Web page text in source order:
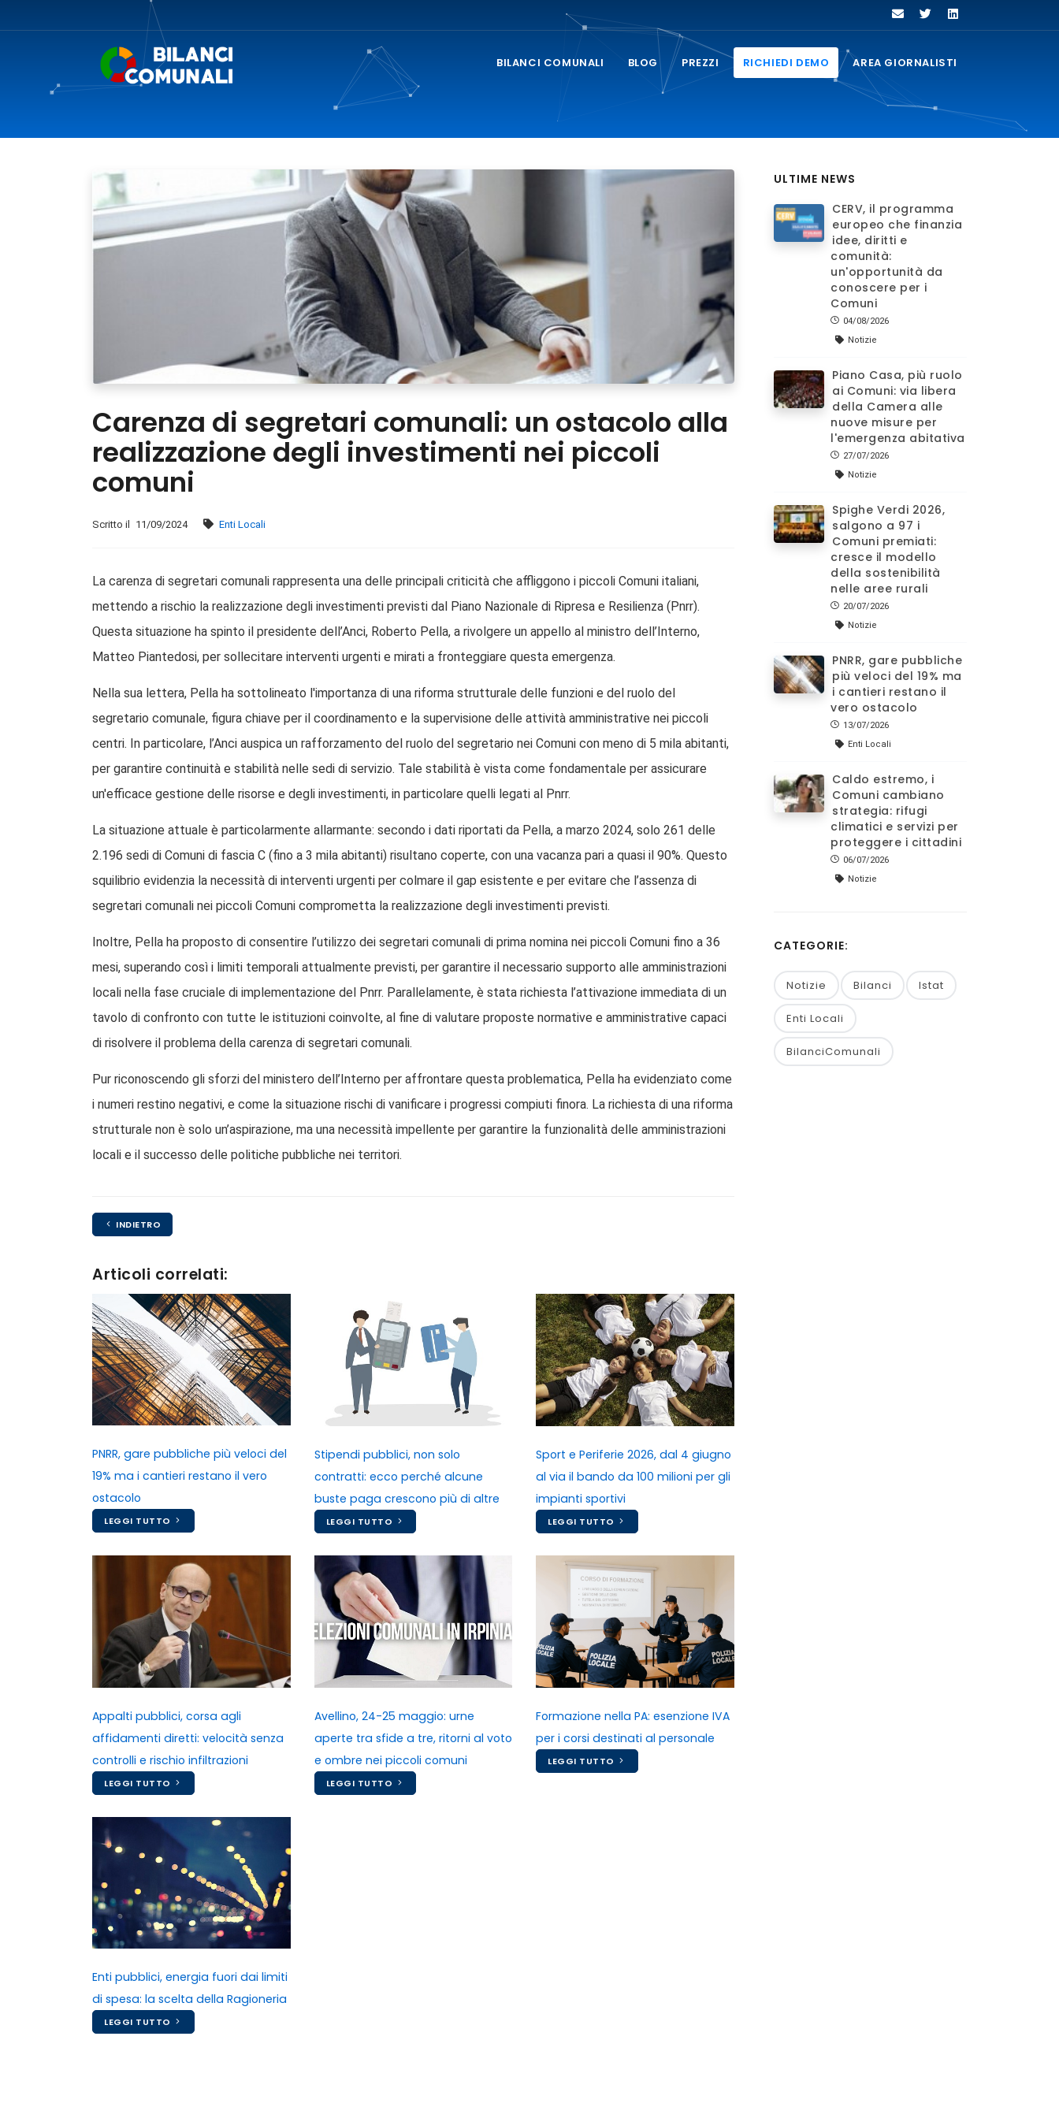
BILANCI COMUNALI BLOG PREZZI RICHIEDI DEMO AREA GIORNALISTI
Carenza di segretari comunali: un ostacolo alla
realizzazione degli investimenti nei piccoli
comuni
Scritto il 11/09/2024 Enti Locali
La carenza di segretari comunali rappresenta una delle principali criticità che affliggono i piccoli Comuni italiani,
mettendo a rischio la realizzazione degli investimenti previsti dal Piano Nazionale di Ripresa e Resilienza (Pnrr).
Questa situazione ha spinto il presidente dell’Anci, Roberto Pella, a rivolgere un appello al ministro dell’Interno,
Matteo Piantedosi, per sollecitare interventi urgenti e mirati a fronteggiare questa emergenza.
Nella sua lettera, Pella ha sottolineato l'importanza di una riforma strutturale delle funzioni e del ruolo del
segretario comunale, figura chiave per il coordinamento e la supervisione delle attività amministrative nei piccoli
centri. In particolare, l’Anci auspica un rafforzamento del ruolo del segretario nei Comuni con meno di 5 mila abitanti,
per garantire continuità e stabilità nelle sedi di servizio. Tale stabilità è vista come fondamentale per assicurare
un'efficace gestione delle risorse e degli investimenti, in particolare quelli legati al Pnrr.
La situazione attuale è particolarmente allarmante: secondo i dati riportati da Pella, a marzo 2024, solo 261 delle
2.196 sedi di Comuni di fascia C (fino a 3 mila abitanti) risultano coperte, con una vacanza pari a quasi il 90%. Questo
squilibrio evidenzia la necessità di interventi urgenti per colmare il gap esistente e per evitare che l’assenza di
segretari comunali nei piccoli Comuni comprometta la realizzazione degli investimenti previsti.
Inoltre, Pella ha proposto di consentire l’utilizzo dei segretari comunali di prima nomina nei piccoli Comuni fino a 36
mesi, superando così i limiti temporali attualmente previsti, per garantire il necessario supporto alle amministrazioni
locali nella fase cruciale di implementazione del Pnrr. Parallelamente, è stata richiesta l’attivazione immediata di un
tavolo di confronto con tutte le istituzioni coinvolte, al fine di valutare proposte normative e amministrative capaci
di risolvere il problema della carenza di segretari comunali.
Pur riconoscendo gli sforzi del ministero dell’Interno per affrontare questa problematica, Pella ha evidenziato come
i numeri restino negativi, e come la situazione rischi di vanificare i progressi compiuti finora. La richiesta di una riforma
strutturale non è solo un’aspirazione, ma una necessità impellente per garantire la funzionalità delle amministrazioni
locali e il successo delle politiche pubbliche nei territori.
INDIETRO
Articoli correlati:
PNRR, gare pubbliche più veloci del
19% ma i cantieri restano il vero
ostacolo
LEGGI TUTTO
Stipendi pubblici, non solo
contratti: ecco perché alcune
buste paga crescono più di altre
LEGGI TUTTO
Sport e Periferie 2026, dal 4 giugno
al via il bando da 100 milioni per gli
impianti sportivi
LEGGI TUTTO
Appalti pubblici, corsa agli
affidamenti diretti: velocità senza
controlli e rischio infiltrazioni
LEGGI TUTTO
Avellino, 24-25 maggio: urne
aperte tra sfide a tre, ritorni al voto
e ombre nei piccoli comuni
LEGGI TUTTO
Formazione nella PA: esenzione IVA
per i corsi destinati al personale
LEGGI TUTTO
Enti pubblici, energia fuori dai limiti
di spesa: la scelta della Ragioneria
LEGGI TUTTO
ULTIME NEWS
CERV, il programma
europeo che finanzia
idee, diritti e
comunità:
un'opportunità da
conoscere per i
Comuni
04/08/2026
Notizie
Piano Casa, più ruolo
ai Comuni: via libera
della Camera alle
nuove misure per
l'emergenza abitativa
27/07/2026
Notizie
Spighe Verdi 2026,
salgono a 97 i
Comuni premiati:
cresce il modello
della sostenibilità
nelle aree rurali
20/07/2026
Notizie
PNRR, gare pubbliche
più veloci del 19% ma
i cantieri restano il
vero ostacolo
13/07/2026
Enti Locali
Caldo estremo, i
Comuni cambiano
strategia: rifugi
climatici e servizi per
proteggere i cittadini
06/07/2026
Notizie
CATEGORIE:
Notizie Bilanci Istat
Enti Locali
BilanciComunali